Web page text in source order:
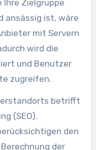
Ihre Zielgruppe
ansässig ist, wäre
mit Servern
wird die
und Benutzer
zugreifen.
betrifft
(SEO).
den
der